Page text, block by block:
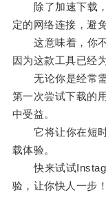
除了加速下载，
定的网络连接，避
这意味着，你不
因为这款工具已经
无论你是经常需
第一次尝试下载的
中受益。
它将让你在短时
载体验。
快来试试
验，让你快人一步！